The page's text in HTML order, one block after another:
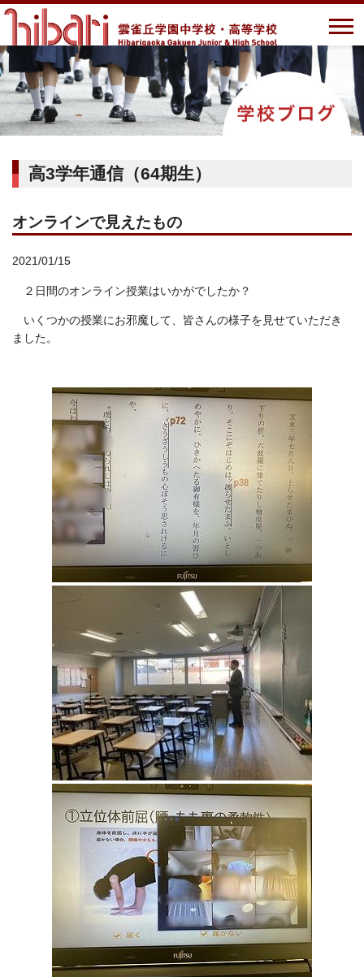
高3学年通信（64期生）
オンラインで見えたもの
2021/01/15
２日間のオンライン授業はいかがでしたか？
いくつかの授業にお邪魔して、皆さんの様子を見せていただき
ました。